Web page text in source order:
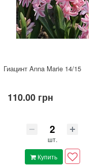
Гиацинт Anna Marie 14/15
110.00 грн
шт.
Купить